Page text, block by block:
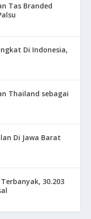
Tas Branded
Di Indonesia,
Thailand sebagai
Di Jawa Barat
Terbanyak, 30.203